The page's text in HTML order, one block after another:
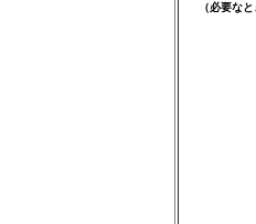
（必要なと